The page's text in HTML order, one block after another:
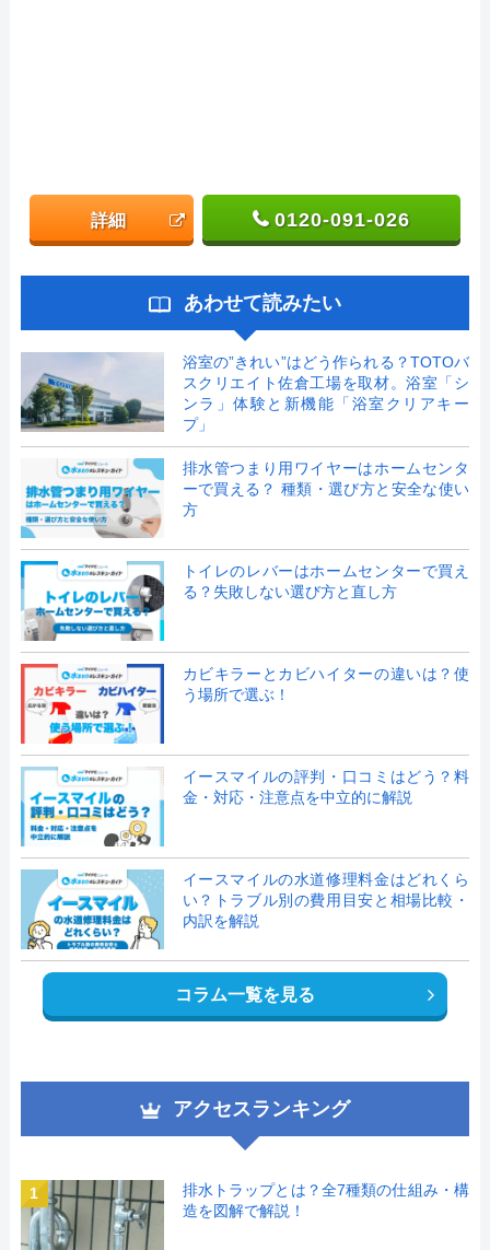
詳細 0120-091-026
あわせて読みたい
浴室の”きれい”はどう作られる？TOTOバ
スクリエイト佐倉工場を取材。浴室「シ
ンラ」体験と新機能「浴室クリアキー
プ」
排水管つまり用ワイヤーはホームセンタ
ーで買える？ 種類・選び方と安全な使い
方
トイレのレバーはホームセンターで買え
る？失敗しない選び方と直し方
カビキラーとカビハイターの違いは？使
う場所で選ぶ！
イースマイルの評判・口コミはどう？料
金・対応・注意点を中立的に解説
イースマイルの水道修理料金はどれくら
い？トラブル別の費用目安と相場比較・
内訳を解説
コラム一覧を見る
アクセスランキング
1
排水トラップとは？全7種類の仕組み・構
造を図解で解説！